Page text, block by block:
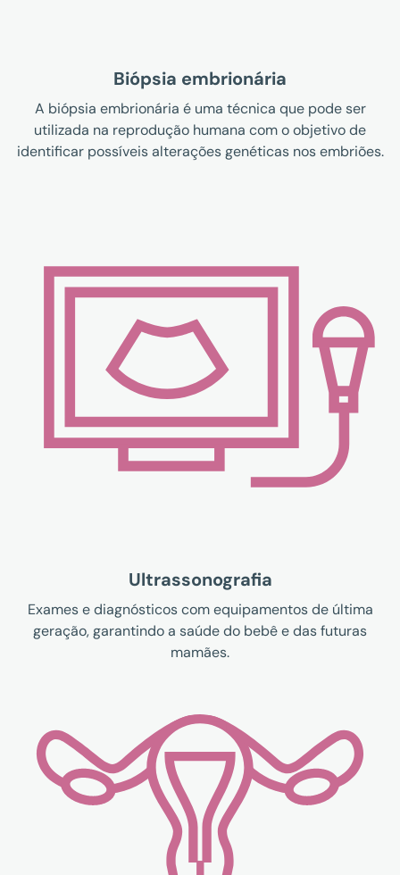
Biópsia embrionária
A biópsia embrionária é uma técnica que pode ser
utilizada na reprodução humana com o objetivo de
identificar possíveis alterações genéticas nos embriões.
Ultrassonografia
Exames e diagnósticos com equipamentos de última
geração, garantindo a saúde do bebê e das futuras
mamães.